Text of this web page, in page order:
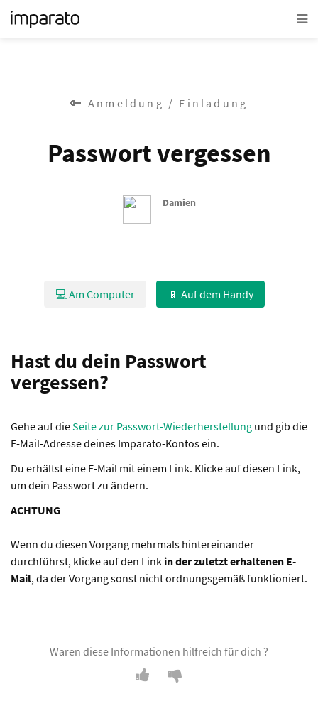
🔑 Anmeldung / Einladung
Passwort vergessen
Damien
💻 Am Computer 📱 Auf dem Handy
Hast du dein Passwort
vergessen?
Gehe auf dieSeite zur Passwort-Wiederherstellung und gib die
E-Mail-Adresse deines Imparato-Kontos ein.
Du erhältst eine E-Mail mit einem Link. Klicke auf diesen Link,
um dein Passwort zu ändern.
ACHTUNG
Wenn du diesen Vorgang mehrmals hintereinander
durchführst, klicke auf den Link in der zuletzt erhaltenen E-
Mail, da der Vorgang sonst nicht ordnungsgemäß funktioniert.
Waren diese Informationen hilfreich für dich ?